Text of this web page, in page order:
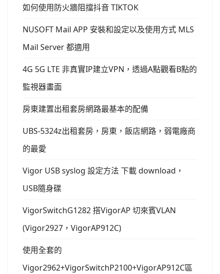
如何使用防火牆阻擋抖音 TIKTOK
NUSOFT Mail APP 安裝和設定以及使用方式 MLS
Mail Server 都適用
4G 5G LTE 非真實IP建立VPN，透過A點觀看B點的
監視器畫面
房東建置出租套房網路最基本的配備
UBS-5324z出租套房，房東，飯店網路，弱電廠商
的最愛
Vigor USB syslog 設定方法 下載 download，
USB隨身碟
VigorSwitchG1282 搭VigorAP 切來賓VLAN
(Vigor2927，VigorAP912C)
使用全套的
Vigor2962+VigorSwitchP2100+VigorAP912C區